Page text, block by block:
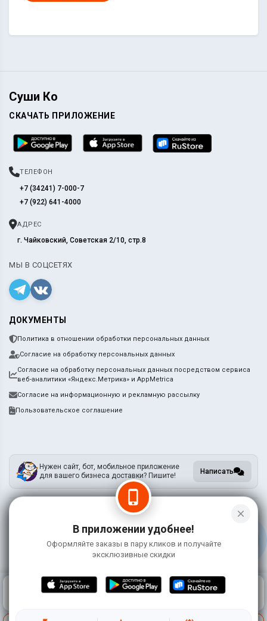
Суши Ко
СКАЧАТЬ ПРИЛОЖЕНИЕ
ТЕЛЕФОН
+7 (34241) 7-000-7
+7 (922) 641-4000
АДРЕС
г. Чайковский, Советская 2/10, стр.8
МЫ В СОЦСЕТЯХ
ДОКУМЕНТЫ
Политика в отношении обработки персональных данных
Согласие на обработку персональных данных
Согласие на обработку персональных данных посредством сервиса
веб-аналитики «Яндекс.Метрика» и AppMetrica
Согласие на информационную и рекламную рассылку
Пользовательское соглашение
Нужен сайт, бот, мобильное приложение
для вашего бизнеса доставки? Пишите!
Написать
Информация на сайте носит справочный характер и не является публичной
2026 СушиКо
ГЛАВНАЯ
КОРЗИНА
0 ₽ ВОЙТИ
close
phone_iphone
В приложении удобнее!
Оформляйте заказы в пару кликов и получайте
эксклюзивные скидки